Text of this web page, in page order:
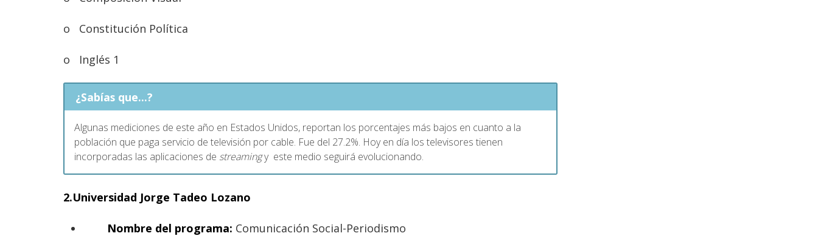
o Constitución Política
o Inglés 1
¿Sabías que...?
Algunas mediciones de este año en Estados Unidos, reportan los porcentajes más bajos en cuanto a la
población que paga servicio de televisión por cable. Fue del 27.2%. Hoy en día los televisores tienen
incorporadas las aplicaciones de streamingy este medio seguirá evolucionando.
2.Universidad Jorge Tadeo Lozano
Nombre del programa: Comunicación Social-Periodismo